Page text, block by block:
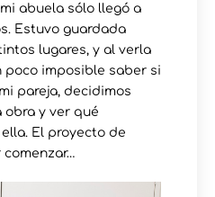
abuela sólo llegó a
Estuvo guardada
lugares, y al verla
poco imposible saber si
pareja, decidimos
obra y ver qué
El proyecto de